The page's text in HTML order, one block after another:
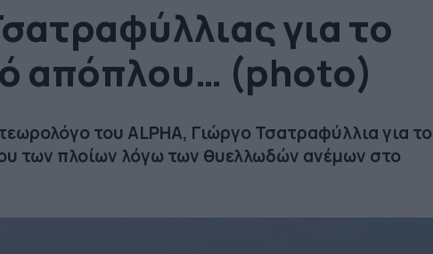
για το
απόπλου… (photo)
του ALPHA, Γιώργο Τσατραφύλλια για το
των πλοίων λόγω των θυελλωδών ανέμων στο